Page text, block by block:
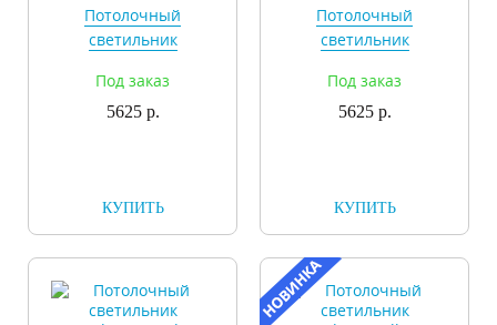
Потолочный
светильник
pe 23.4182
Под заказ
5625 р.
КУПИТЬ
Потолочный
светильник
pe 23.4183
Под заказ
5625 р.
КУПИТЬ